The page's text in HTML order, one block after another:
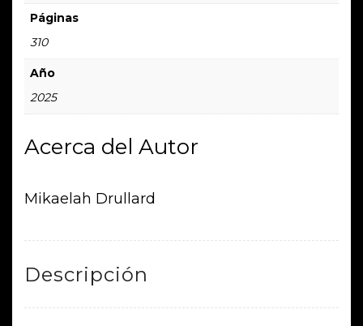
Páginas
310
Año
2025
Acerca del Autor
Mikaelah Drullard
Descripción